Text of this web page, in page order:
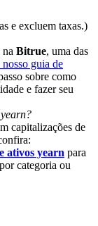
prize pool!
e excluem taxas.)
Bitrue, uma das
guia de
sobre como
e fazer seu
capitalizações de
ativos yearn para
categoria ou